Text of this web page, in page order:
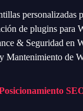
personalizadas
de plugins para
& Seguridad en
Mantenimiento de